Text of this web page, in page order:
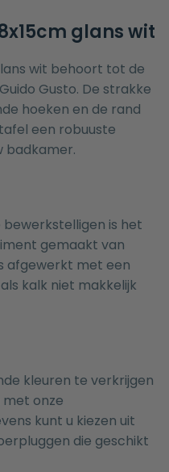
glans wit
wit behoort tot de
Gusto. De strakke
hoeken en de rand
een robuuste
badkamer.
is het
gemaakt van
afgewerkt met een
kalk niet makkelijk
kleuren te verkrijgen
onze
kunt u kiezen uit
die geschikt